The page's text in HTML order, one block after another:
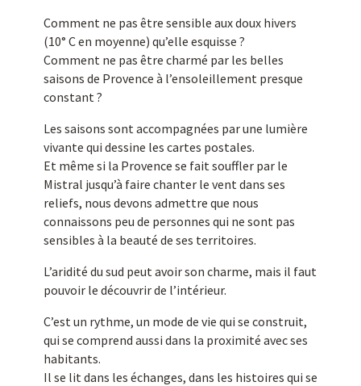
Comment ne pas être sensible aux doux hivers
(10° C en moyenne) qu’elle esquisse ?
Comment ne pas être charmé par les belles
saisons de Provence à l’ensoleillement presque
constant ?
Les saisons sont accompagnées par une lumière
vivante qui dessine les cartes postales.
Et même si la Provence se fait souffler par le
Mistral jusqu’à faire chanter le vent dans ses
reliefs, nous devons admettre que nous
connaissons peu de personnes qui ne sont pas
sensibles à la beauté de ses territoires.
L’aridité du sud peut avoir son charme, mais il faut
pouvoir le découvrir de l’intérieur.
C’est un rythme, un mode de vie qui se construit,
qui se comprend aussi dans la proximité avec ses
habitants.
Il se lit dans les échanges, dans les histoires qui se